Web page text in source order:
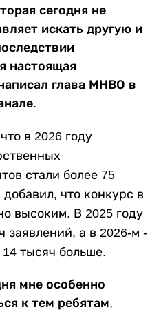
сегодня не
искать другую и
настоящая
глава МНВО в
в 2026 году
стали более 75
что конкурс в
высоким. В 2025 году
заявлений, а в 2026-м -
тысяч больше.
мне особенно
к тем ребятам,